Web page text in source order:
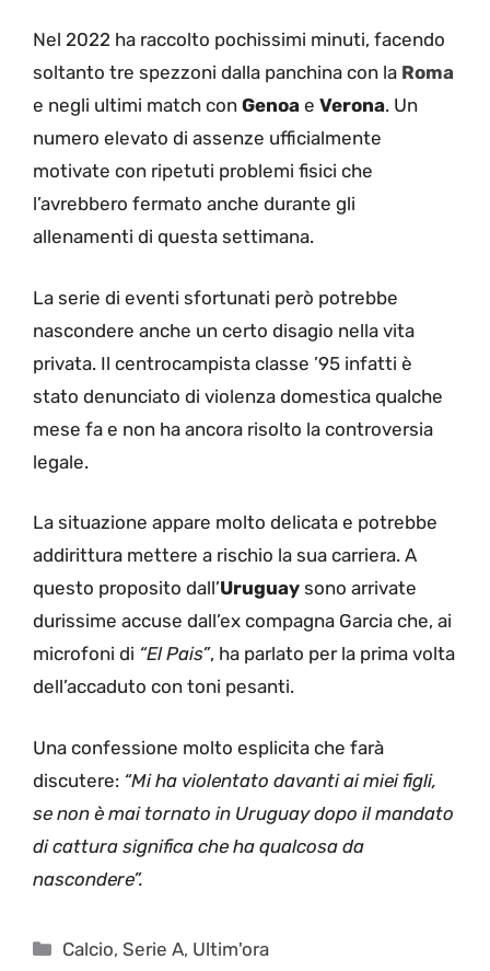
Nel 2022 ha raccolto pochissimi minuti, facendo
soltanto tre spezzoni dalla panchina con la Roma
e negli ultimi match con Genoa e Verona. Un
numero elevato di assenze ufficialmente
motivate con ripetuti problemi fisici che
l’avrebbero fermato anche durante gli
allenamenti di questa settimana.
La serie di eventi sfortunati però potrebbe
nascondere anche un certo disagio nella vita
privata. Il centrocampista classe ’95 infatti è
stato denunciato di violenza domestica qualche
mese fa e non ha ancora risolto la controversia
legale.
La situazione appare molto delicata e potrebbe
addirittura mettere a rischio la sua carriera. A
questo proposito dall’Uruguay sono arrivate
durissime accuse dall’ex compagna Garcia che, ai
microfoni di “El Pais”, ha parlato per la prima volta
dell’accaduto con toni pesanti.
Una confessione molto esplicita che farà
discutere: “Mi ha violentato davanti ai miei figli,
se non è mai tornato in Uruguay dopo il mandato
di cattura significa che ha qualcosa da
nascondere”.
Categorie
Calcio,Serie A, Ultim'ora